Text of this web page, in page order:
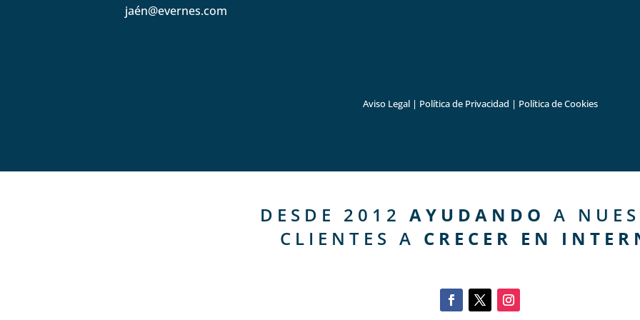
jaén@evernes.com
Aviso Legal| Política de Privacidad | Política de Cookies
DESDE 2012 AYUDANDO A
CLIENTES A CRECER EN